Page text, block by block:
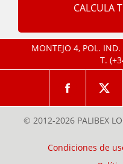
CALCULA
MONTEJO 4, POL.
T.
© 2012-2026 PALIBEX
Condiciones de